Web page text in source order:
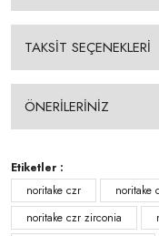
TAKSİT SEÇENEKLERİ
ÖNERİLERİNİZ
Etiketler :
noritake czr
noritake
noritake czr zirconia